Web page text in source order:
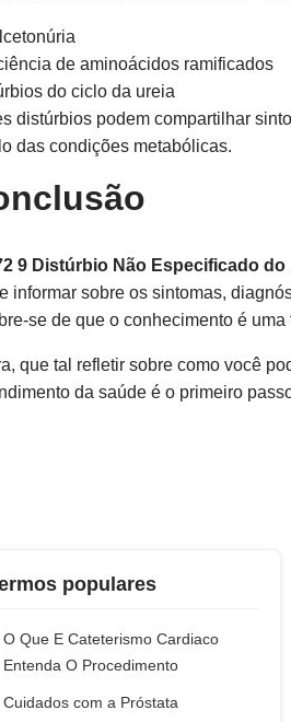
de aminoácidos ramificados
do ciclo da ureia
distúrbios podem compartilhar
das condições metabólicas.
9 Distúrbio Não Especificado
informar sobre os sintomas,
se de que o conhecimento é
que tal refletir sobre como você
da saúde é o primeiro
populares
O Que E Cateterismo Cardiaco
Entenda O Procedimento
Cuidados com a Próstata